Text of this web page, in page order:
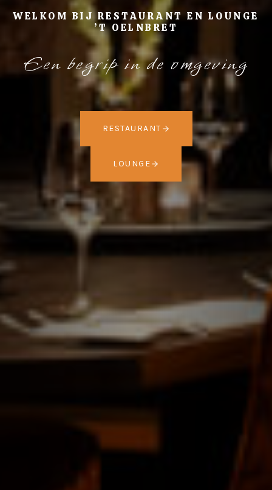
WELKOM BIJ RESTAURANT EN LOUNGE
’T OELNBRET
Een begrip in de omgeving
RESTAURANT
LOUNGE